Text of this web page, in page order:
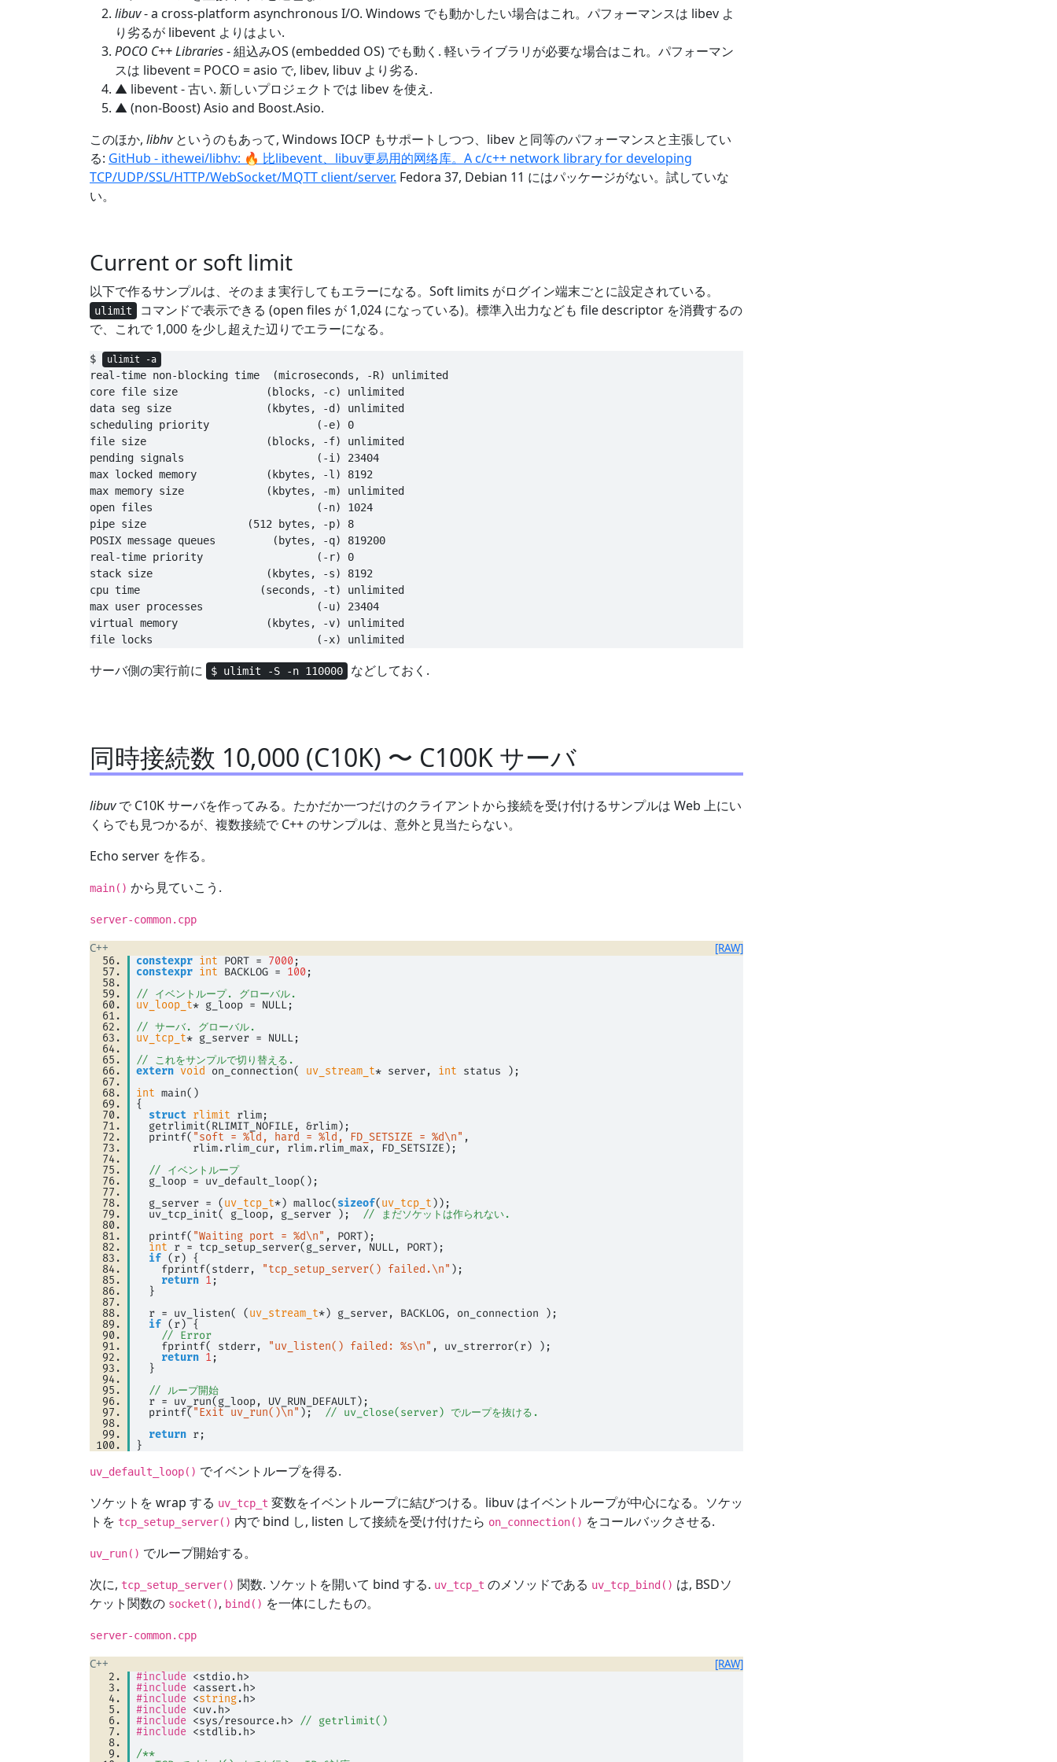
libuv- a cross-platform asynchronous I/O. Windows でも動かしたい場合はこれ。パフォーマンスは libev よ
り劣るが libevent よりはよい.
POCO C++ Libraries- 組込みOS (embedded OS) でも動く. 軽いライブラリが必要な場合はこれ。パフォーマン
スは libevent = POCO = asio で, libev, libuv より劣る.
▲ libevent - 古い. 新しいプロジェクトでは libev を使え.
▲ (non-Boost) Asio and Boost.Asio.
このほか, libhvというのもあって, Windows IOCP もサポートしつつ、libev と同等のパフォーマンスと主張してい
る: GitHub - ithewei/libhv: 🔥 比libevent、libuv更易用的网络库。A c/c++ network library for developing
TCP/UDP/SSL/HTTP/WebSocket/MQTT client/server. Fedora 37, Debian 11 にはパッケージがない。試していな
い。
Current or soft limit
以下で作るサンプルは、そのまま実行してもエラーになる。Soft limits がログイン端末ごとに設定されている。
ulimit
コマンドで表示できる (open files が 1,024 になっている)。標準入出力なども file descriptor を消費するの
で、これで 1,000 を少し超えた辺りでエラーになる。
$ ulimit -a
real-time non-blocking time  (microseconds, -R) unlimited
core file size              (blocks, -c) unlimited
data seg size               (kbytes, -d) unlimited
scheduling priority                 (-e) 0
file size                   (blocks, -f) unlimited
pending signals                     (-i) 23404
max locked memory           (kbytes, -l) 8192
max memory size             (kbytes, -m) unlimited
open files                          (-n) 1024
pipe size                (512 bytes, -p) 8
POSIX message queues         (bytes, -q) 819200
real-time priority                  (-r) 0
stack size                  (kbytes, -s) 8192
cpu time                   (seconds, -t) unlimited
max user processes                  (-u) 23404
virtual memory              (kbytes, -v) unlimited
サーバ側の実行前に $ ulimit -S -n 110000 などしておく.
同時接続数 10,000 (C10K) 〜 C100K サーバ
libuvで C10K サーバを作ってみる。たかだか一つだけのクライアントから接続を受け付けるサンプルは Web 上にい
くらでも見つかるが、複数接続で C++ のサンプルは、意外と見当たらない。
Echo server を作る。
main() から見ていこう.
server-common.cpp
C++ [RAW]
constexpr int PORT = 7000;
constexpr int BACKLOG = 100;
// イベントループ. グローバル.
uv_loop_t* g_loop = NULL;
// サーバ. グローバル.
uv_tcp_t* g_server = NULL;
// これをサンプルで切り替える.
extern void on_connection( uv_stream_t* server, int status );
int main()
{
struct rlimit rlim;
  getrlimit(RLIMIT_NOFILE,
&rlim);
  printf(
"soft = %ld, hard = %ld, FD_SETSIZE = %d\n" ,
         rlim.rlim_cur, rlim.rlim_max, FD_SETSIZE);
// イベントループ
  g_loop
= uv_default_loop();
  g_server
= (uv_tcp_t*) malloc(sizeof(uv_tcp_t));
  uv_tcp_init( g_loop, g_server );
// まだソケットは作られない.
  printf(
"Waiting port = %d\n" , PORT);
int r = tcp_setup_server(g_server, NULL, PORT);
if (r) {
    fprintf(stderr,
"tcp_setup_server() failed.\n" );
return 1 ;
  }
  r
= uv_listen( (uv_stream_t*) g_server, BACKLOG, on_connection );
if (r) {
// Error
    fprintf( stderr,
"uv_listen() failed: %s\n" , uv_strerror(r) );
return 1 ;
  }
// ループ開始
  r
= uv_run(g_loop, UV_RUN_DEFAULT);
  printf(
"Exit uv_run()\n" );
// uv_close(server) でループを抜ける.
return r;
}
uv_default_loop() でイベントループを得る.
ソケットを wrap する uv_tcp_t 変数をイベントループに結びつける。libuv はイベントループが中心になる。ソケッ
トを tcp_setup_server() 内で bind し, listen して接続を受け付けたら on_connection() をコールバックさせる.
uv_run() でループ開始する。
次に, tcp_setup_server() 関数. ソケットを開いて bind する. uv_tcp_t のメソッドである uv_tcp_bind() は, BSDソ
ケット関数の socket(), bind() を一体にしたもの。
server-common.cpp
C++ [RAW]
#include <stdio.h>
#include
<assert.h>
#include
<string.h>
#include
<uv.h>
#include
<sys/resource.h>
// getrlimit()
#include
<stdlib.h>
/**